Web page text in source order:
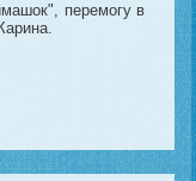
перемогу в